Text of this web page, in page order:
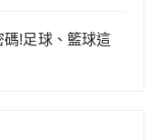
碼!足球、籃球這